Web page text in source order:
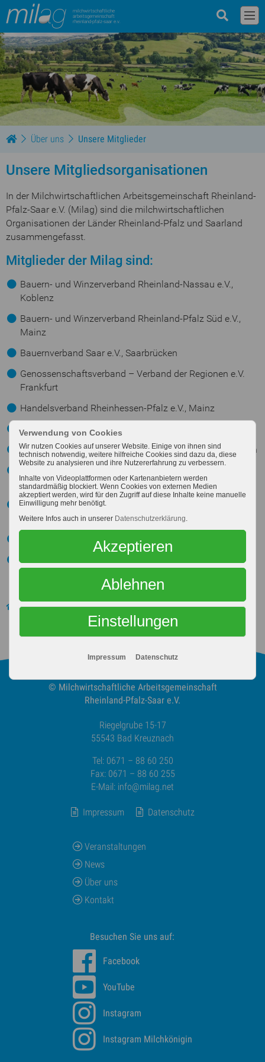
milchwirtschaftliche
arbeitsgemeinschaft
rheinland-pfalz-saar e.v.
Über uns Unsere Mitglieder
Unsere Mitgliedsorganisationen
In der Milchwirtschaftlichen Arbeitsgemeinschaft Rheinland-
Pfalz-Saar e.V. (Milag) sind die milchwirtschaftlichen
Organisationen der Länder Rheinland-Pfalz und Saarland
zusammengefasst.
Mitglieder der Milag sind:
Bauern- und Winzerverband Rheinland-Nassau e.V.,
Koblenz
Bauern- und Winzerverband Rheinland-Pfalz Süd e.V.,
Mainz
Bauernverband Saar e.V., Saarbrücken
Genossenschaftsverband – Verband der Regionen e.V.
Frankfurt
Handelsverband Rheinhessen-Pfalz e.V., Mainz
Landwirtschaftskammer für das Saarland, Bexbach
Landwirtschaftskammer Rheinland-Pfalz, Bad Kreuznach
Landeskontrollverband Rheinland-Pfalz-Saar e.V., Bad
Kreuznach
Fachverband Westdeutscher Milchwirtschaftler e.V.,
Berlin
Verbraucherzentrale Rheinland-Pfalz e.V., Mainz
Über uns Unsere Mitglieder
© Milchwirtschaftliche Arbeitsgemeinschaft
Rheinland-Pfalz-Saar e.V.
Riegelgrube 15-17
55543 Bad Kreuznach
Tel: 0671 – 88 60 250
Fax: 0671 – 88 60 255
E-Mail: info@milag.net
Impressum Datenschutz
Veranstaltungen
News
Über uns
Kontakt
Besuchen Sie uns auf:
Facebook
YouTube
Instagram
Instagram Milchkönigin
Verwendung von Cookies
Wir nutzen Cookies auf unserer Website. Einige von ihnen sind
technisch notwendig, weitere hilfreiche Cookies sind dazu da, diese
Website zu analysieren und ihre Nutzererfahrung zu verbessern.
Inhalte von Videoplattformen oder Kartenanbietern werden
standardmäßig blockiert. Wenn Cookies von externen Medien
akzeptiert werden, wird für den Zugriff auf diese Inhalte keine manuelle
Einwilligung mehr benötigt.
Weitere Infos auch in unserer Datenschutzerklärung.
Impressum Datenschutz
Einstellungen
Ablehnen
Akzeptieren